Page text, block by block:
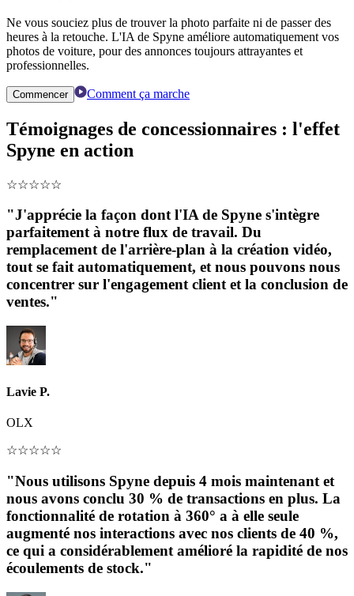
Ne vous souciez plus de trouver la photo parfaite ni de passer des
heures à la retouche. L'IA de Spyne améliore automatiquement vos
photos de voiture, pour des annonces toujours attrayantes et
professionnelles.
Commencer Comment ça marche
Témoignages de concessionnaires : l'effet
Spyne en action
☆☆☆☆☆
"J'apprécie la façon dont l'IA de Spyne s'intègre
parfaitement à notre flux de travail. Du
remplacement de l'arrière-plan à la création vidéo,
tout se fait automatiquement, et nous pouvons nous
concentrer sur l'engagement client et la conclusion de
ventes."
Lavie P.
OLX
☆☆☆☆☆
"Nous utilisons Spyne depuis 4 mois maintenant et
nous avons conclu 30 % de transactions en plus. La
fonctionnalité de rotation à 360° a à elle seule
augmenté nos interactions avec nos clients de 40 %,
ce qui a considérablement amélioré la rapidité de nos
écoulements de stock."